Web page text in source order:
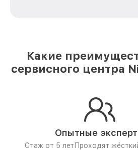
Какие
сервисного центра
Опытные
Стаж от 5 лет Проходят